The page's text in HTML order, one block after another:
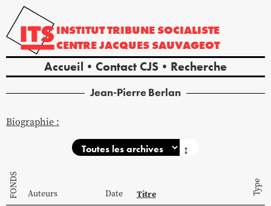
INSTITUTTRIBUNE SOCIALISTE
CENTREJACQUES SAUVAGEOT
Accueil Contact CJS Recherche
Jean-PierreBerlan
Biographie :
↕
FONDS Auteurs Date Titre Type